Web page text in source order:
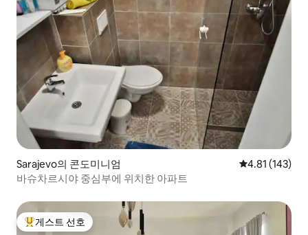
Sarajevo의 콘도미니엄 평점 4.81점(5
4.81 (143)
바슈차르시야 중심부에 위치한 아파트
상위 게스트 선호
게스트 선호